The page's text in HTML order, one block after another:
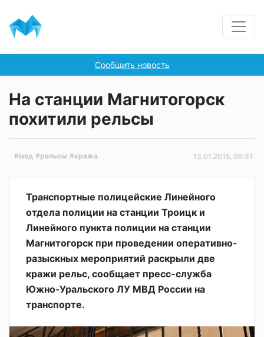
Сообщить новость
На станции Магнитогорск
похитили рельсы
#мвд #рельсы #кража 13.01.2015, 09:31
Транспортные полицейские Линейного
отдела полиции на станции Троицк и
Линейного пункта полиции на станции
Магнитогорск при проведении оперативно-
разыскных мероприятий раскрыли две
кражи рельс, сообщает пресс-служба
Южно-Уральского ЛУ МВД России на
транспорте.